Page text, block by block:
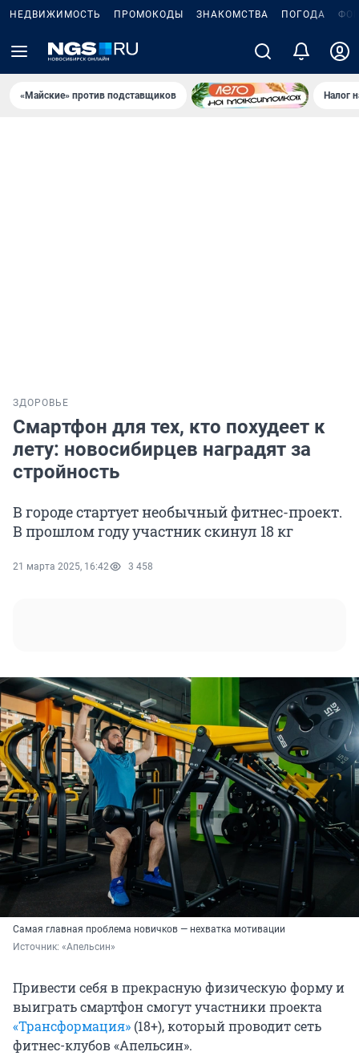
НЕДВИЖИМОСТЬ ПРОМОКОДЫ ЗНАКОМСТВА ПОГОДА
«Майские» против подставщиков Налог
ЗДОРОВЬЕ
Смартфон для тех, кто похудеет к
лету: новосибирцев наградят за
стройность
В городе стартует необычный фитнес-проект.
В прошлом году участник скинул 18 кг
21 марта 2025, 16:42 3 458
Самая главная проблема новичков — нехватка мотивации
Источник: «Апельсин»
Привести себя в прекрасную физическую форму и
выиграть смартфон смогут участники проекта
«Трансформация» (18+), который проводит сеть
фитнес-клубов «Апельсин».